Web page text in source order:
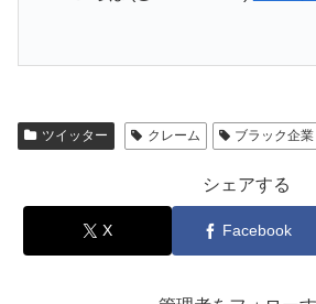
ツイッター クレーム ブラック企業
シェアする
X Facebook